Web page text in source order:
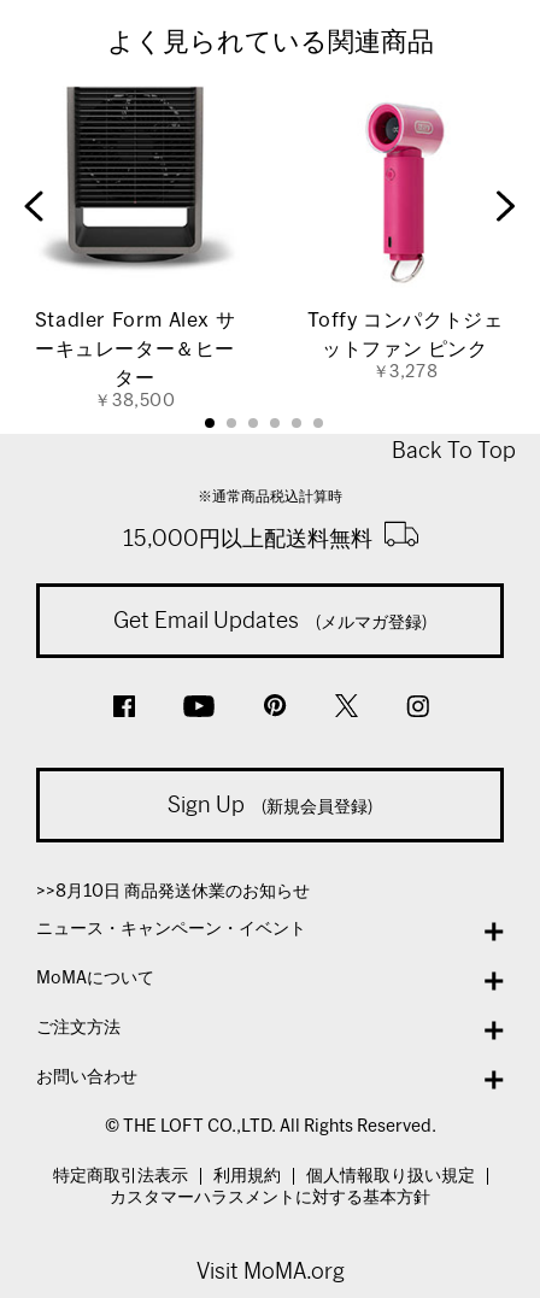
よく見られている関連商品
Stadler Form Alex サ
ーキュレーター＆ヒー
ター
￥38,500
Toffy コンパクトジェ
ットファン ピンク
￥3,278
Back To Top
※通常商品税込計算時
15,000円以上配送料無料
Get Email Updates (メルマガ登録)
Sign Up (新規会員登録)
>>8月10日 商品発送休業のお知らせ
ニュース・キャンペーン・イベント
MoMAについて
ご注文方法
お問い合わせ
© THE LOFT CO.,LTD. All Rights Reserved.
特定商取引法表示 利用規約
個人情報取り扱い規定
カスタマーハラスメントに対する基本方針
Visit MoMA.org